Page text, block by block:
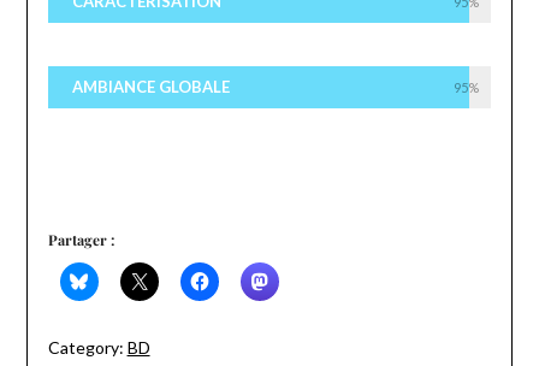
AMBIANCE GLOBALE 95%
Partager :
Category: BD